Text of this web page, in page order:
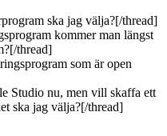
ska jag välja?[/thread]
kommer man längst
thread]
som är open
Studio nu, men vill skaffa ett
ska jag välja?[/thread]